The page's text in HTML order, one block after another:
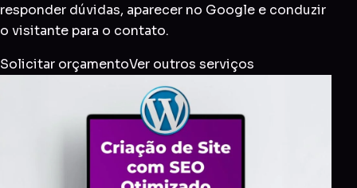
responder dúvidas, aparecer no Google e conduzir
o visitante para o contato.
Solicitar orçamentoVer outros serviços